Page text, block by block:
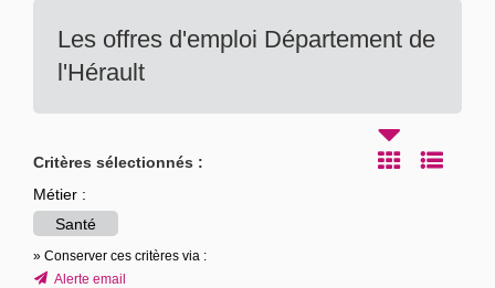
Les offres d'emploi Département de
l'Hérault
Critères sélectionnés :
Métier :
Santé
» Conserver ces critères via :
Alerte email